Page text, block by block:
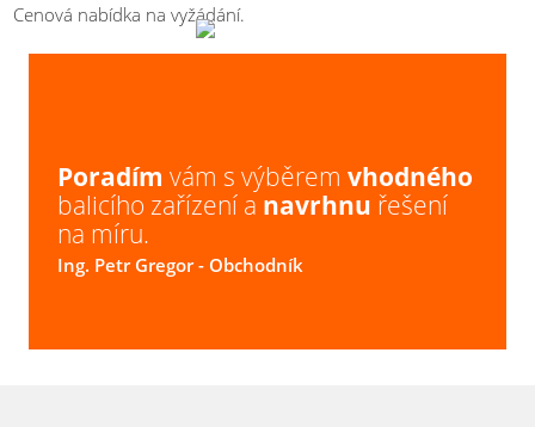
Cenová nabídka na vyžádání.
Poradím vám s výběrem vhodného
balicího zařízení a navrhnu řešení
na míru.
Ing. Petr Gregor- Obchodník